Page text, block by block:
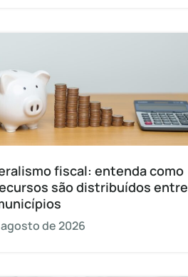
fiscal: entenda como
são distribuídos entre
de 2026